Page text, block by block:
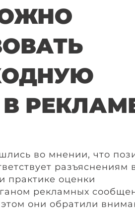
В
во мнении, что
разъяснениям
практике оценки
рекламных
они обратили